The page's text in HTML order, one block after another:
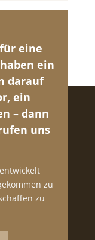
eine
ein
darauf
ein
– dann
uns
zu
zu